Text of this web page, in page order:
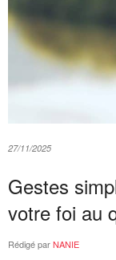
27/11/2025
Gestes
votre foi au
Rédigé parNANIE